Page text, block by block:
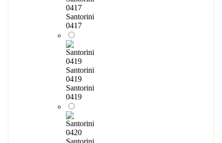
0417
Santorini
0417
Santorini
0419
Santorini
0419
Santorini